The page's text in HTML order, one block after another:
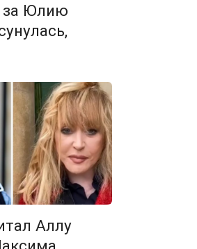
за Юлию
Аллу